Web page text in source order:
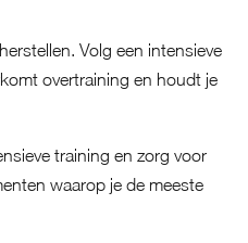
Volg een intensieve
overtraining en houdt je
training en zorg voor
waarop je de meeste